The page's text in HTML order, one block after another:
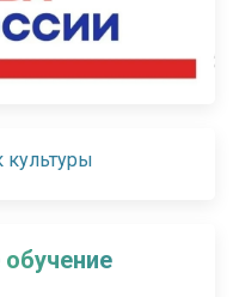
культуры